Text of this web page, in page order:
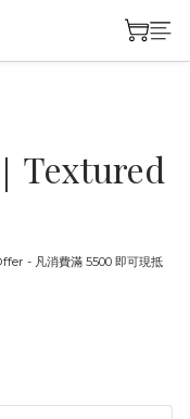
Textured
- 凡消費滿 5500 即可現抵